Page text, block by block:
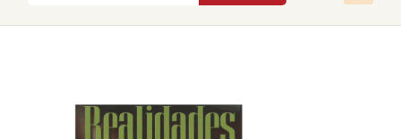
SOBRE NÓS